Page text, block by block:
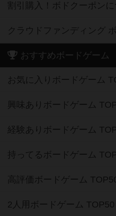
割引購入！ボドクーポンに
クラウドファンディング
おすすめボードゲーム
お気に入りボードゲーム
興味ありボードゲーム
経験ありボードゲーム
持ってるボードゲーム
高評価ボードゲーム
2人用ボードゲーム TOP50